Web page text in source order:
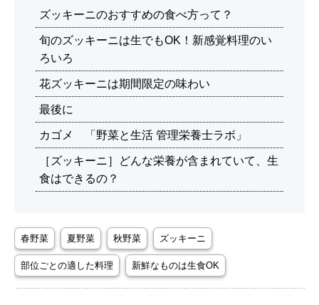
ズッキーニのおすすめの食べ方って？
旬のズッキーニは生でもOK！新感覚料理のい
ろいろ
花ズッキーニは期間限定の味わい
最後に
カゴメ 「野菜と生活 管理栄養士ラボ」
［ズッキーニ］どんな栄養が含まれていて、生
食はできるの？
春野菜 夏野菜 秋野菜 ズッキーニ
部位ごとの適した料理 新鮮なものは生食OK